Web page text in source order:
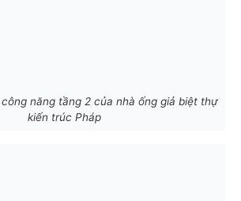
năng tầng 2 của nhà ống giả biệt thự
kiến trúc Pháp